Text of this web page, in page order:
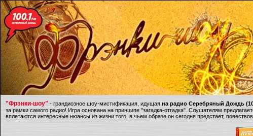
"Фрэнки-шоу" - грандиозное шоу-мистификация, идущая на радио Серебряный Дождь
за рамки самого радио! Игра основана на принципе "загадка-отгадка". Слушателям
вплетаются интересные нюансы из жизни того, в чьем образе он сегодня предстает,